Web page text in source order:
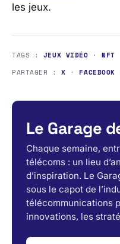
les jeux.
TAGS : JEUX VIDÉO ·NFT
PARTAGER :X · FACEBOOK
Le Garage
Chaque semaine,
télécoms : un lieu
d’inspiration. Le
sous le capot de
télécommunications
innovations, les